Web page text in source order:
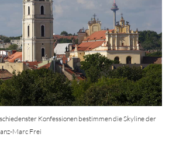
Konfessionen bestimmen die Skyline der
Marc Frei